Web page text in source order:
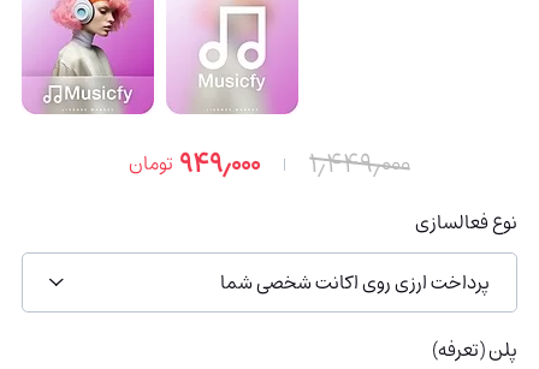
۱٫۴۴۹٫۰۰۰ ۹۴۹٫۰۰۰ تومان
نوع فعالسازی
پرداخت ارزی روی اکانت شخصی شما
پلن (تعرفه)